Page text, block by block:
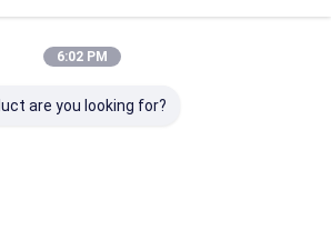
6:02 PM
are you looking for?